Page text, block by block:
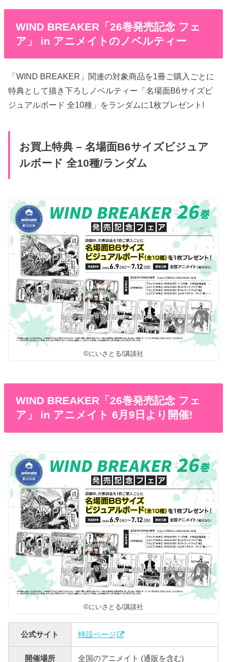
WIND BREAKER「26巻発売記念 フェ
ア」 in アニメイトのノベルティー
「WIND BREAKER」関連の対象商品を1冊ご購入ごとに
特典として描き下ろしノベルティー「名場面B6サイズビ
ジュアルボード 全10種」をランダムに1枚プレゼント!
お買上特典 – 名場面B6サイズビジュア
ルボード 全10種/ランダム
©にいさとる/講談社
WIND BREAKER「26巻発売記念 フェ
ア」 in アニメイト 6月9日より開催!
©にいさとる/講談社
公式サイト 特設ページ
開催場所 全国のアニメイト (通販を含む)